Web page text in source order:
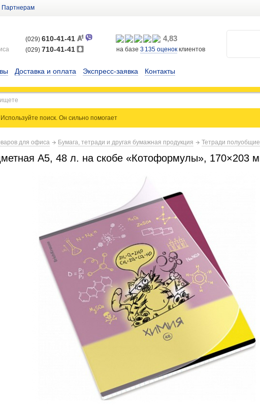
Партнерам
(029) 610-41-41
(029) 710-41-41
4,83
на базе 3 135 оценок клиентов
Доставка и оплата Экспресс-заявка Контакты
Используйте поиск. Он сильнопомогает
для офиса Бумага, тетради и другая бумажная продукция Тетради
А5, 48 л. на скобе «Котоформулы», 170×203